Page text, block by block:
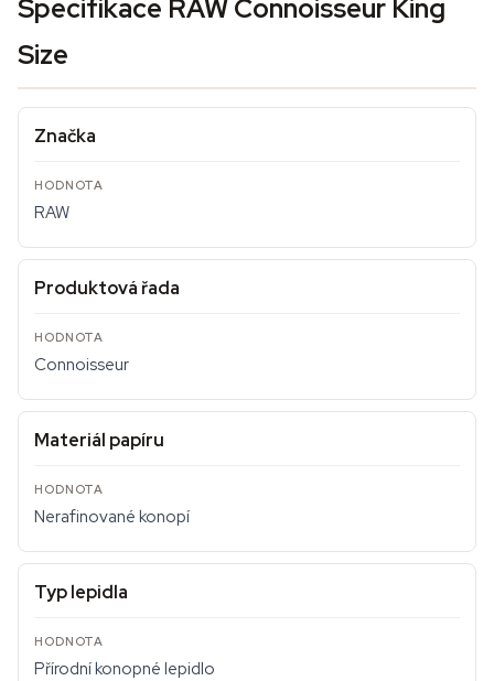
Specifikace RAW Connoisseur King
Size
Značka
RAW
Produktová řada
Connoisseur
Materiál papíru
Nerafinované konopí
Typ lepidla
Přírodní konopné lepidlo